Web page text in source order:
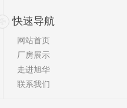
快速导航
网站首页
厂房展示
走进旭华
联系我们